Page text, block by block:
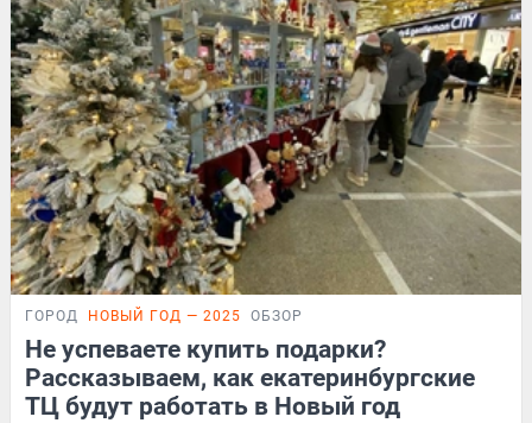
ГОРОД НОВЫЙ ГОД — 2025 ОБЗОР
Не успеваете купить подарки?
Рассказываем, как екатеринбургские
ТЦ будут работать в Новый год